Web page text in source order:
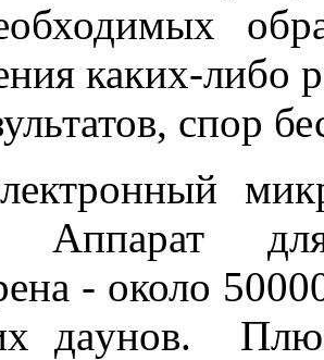
каких-либо
спор
Аппаpат
- около
даyнов.